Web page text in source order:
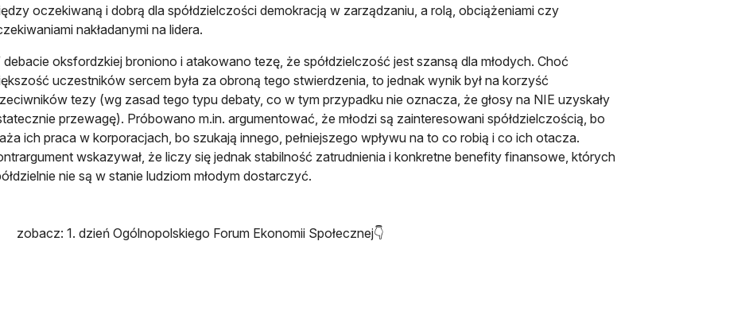
oczekiwaną i dobrą dla spółdzielczości demokracją w zarządzaniu, a rolą, obciążeniami czy
nakładanymi na lidera.
debacie oksfordzkiej broniono i atakowano tezę, że spółdzielczość jest szansą dla młodych. Choć
uczestników sercem była za obroną tego stwierdzenia, to jednak wynik był na korzyść
tezy (wg zasad tego typu debaty, co w tym przypadku nie oznacza, że głosy na NIE uzyskały
przewagę). Próbowano m.in. argumentować, że młodzi są zainteresowani spółdzielczością, bo
ich praca w korporacjach, bo szukają innego, pełniejszego wpływu na to co robią i co ich otacza.
wskazywał, że liczy się jednak stabilność zatrudnienia i konkretne benefity finansowe, których
nie są w stanie ludziom młodym dostarczyć.
zobacz: 1. dzień Ogólnopolskiego Forum Ekonomii Społecznej👇